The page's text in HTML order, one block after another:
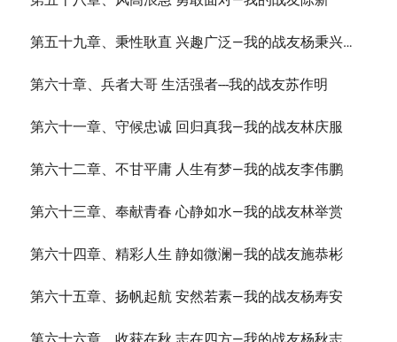
第五十九章、秉性耿直 兴趣广泛—我的战友杨秉兴…
第六十章、兵者大哥 生活强者---我的战友苏作明
第六十一章、守候忠诚 回归真我—我的战友林庆服
第六十二章、不甘平庸 人生有梦—我的战友李伟鹏
第六十三章、奉献青春 心静如水—我的战友林举赏
第六十四章、精彩人生 静如微澜—我的战友施恭彬
第六十五章、扬帆起航 安然若素—我的战友杨寿安